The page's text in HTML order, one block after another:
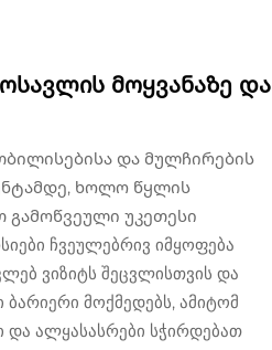
მოყვანაზე და
და მულჩირების
ხოლო წყლის
გამოწვეული უკეთესი
ჩვეულებრივ იმყოფება
ვიზიტს შეცვლისთვის და
მოქმედებს, ამიტომ
და ალყასასრები სჭირდებათ